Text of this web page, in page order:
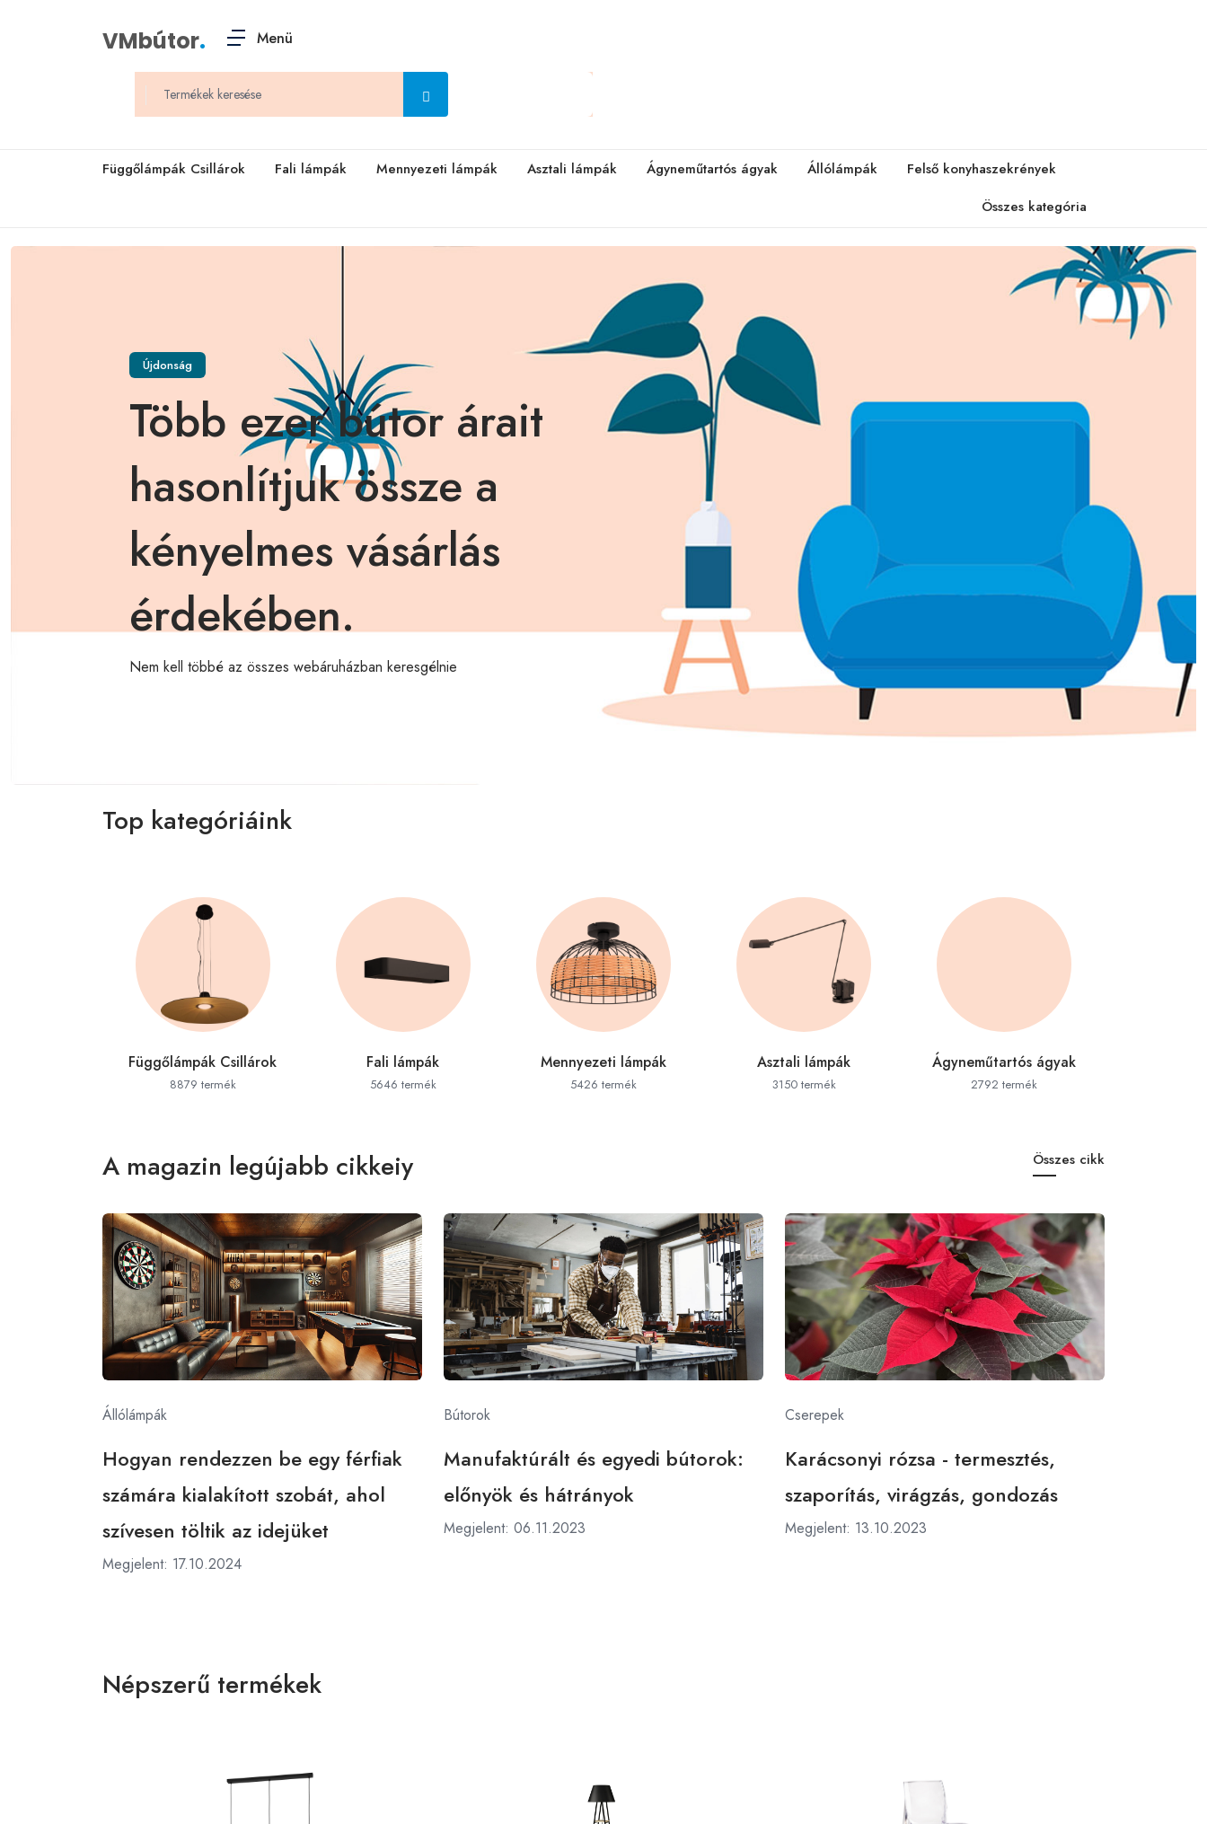
VMbútor. Menü
Függőlámpák Csillárok Fali lámpák Mennyezeti lámpák Asztali lámpák Ágyneműtartós ágyak Állólámpák
Felső konyhaszekrények
Összes kategória
Újdonság
Több ezer bútor árait
hasonlítjuk össze a
kényelmes vásárlás
érdekében.
Nem kell többé az összes webáruházban keresgélnie
Top kategóriáink
Függőlámpák Csillárok
8879 termék
Fali lámpák
5646 termék
Mennyezeti lámpák
5426 termék
Asztali lámpák
3150 termék
Ágyneműtartós ágyak
2792 termék
A magazin legújabb cikkeiy Összes cikk
Állólámpák
Hogyan rendezzen be egy férfiak
számára kialakított szobát, ahol
szívesen töltik az idejüket
Megjelent: 17.10.2024
Bútorok
Manufaktúrált és egyedi bútorok:
előnyök és hátrányok
Megjelent: 06.11.2023
Cserepek
Karácsonyi rózsa - termesztés,
szaporítás, virágzás, gondozás
Megjelent: 13.10.2023
Népszerű termékek